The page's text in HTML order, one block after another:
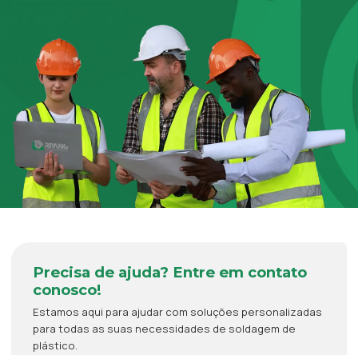
Precisa de ajuda? Entre em contato
conosco!
Estamos aqui para ajudar com soluções personalizadas
para todas as suas necessidades de soldagem de
plástico.